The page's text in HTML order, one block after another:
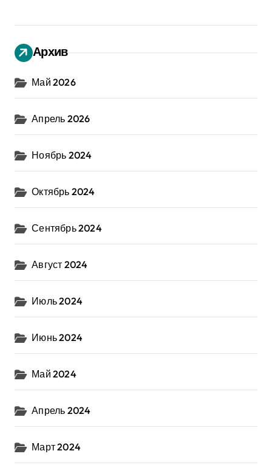
Архив
Май 2026
Апрель 2026
Ноябрь 2024
Октябрь 2024
Сентябрь 2024
Август 2024
Июль 2024
Июнь 2024
Май 2024
Апрель 2024
Март 2024